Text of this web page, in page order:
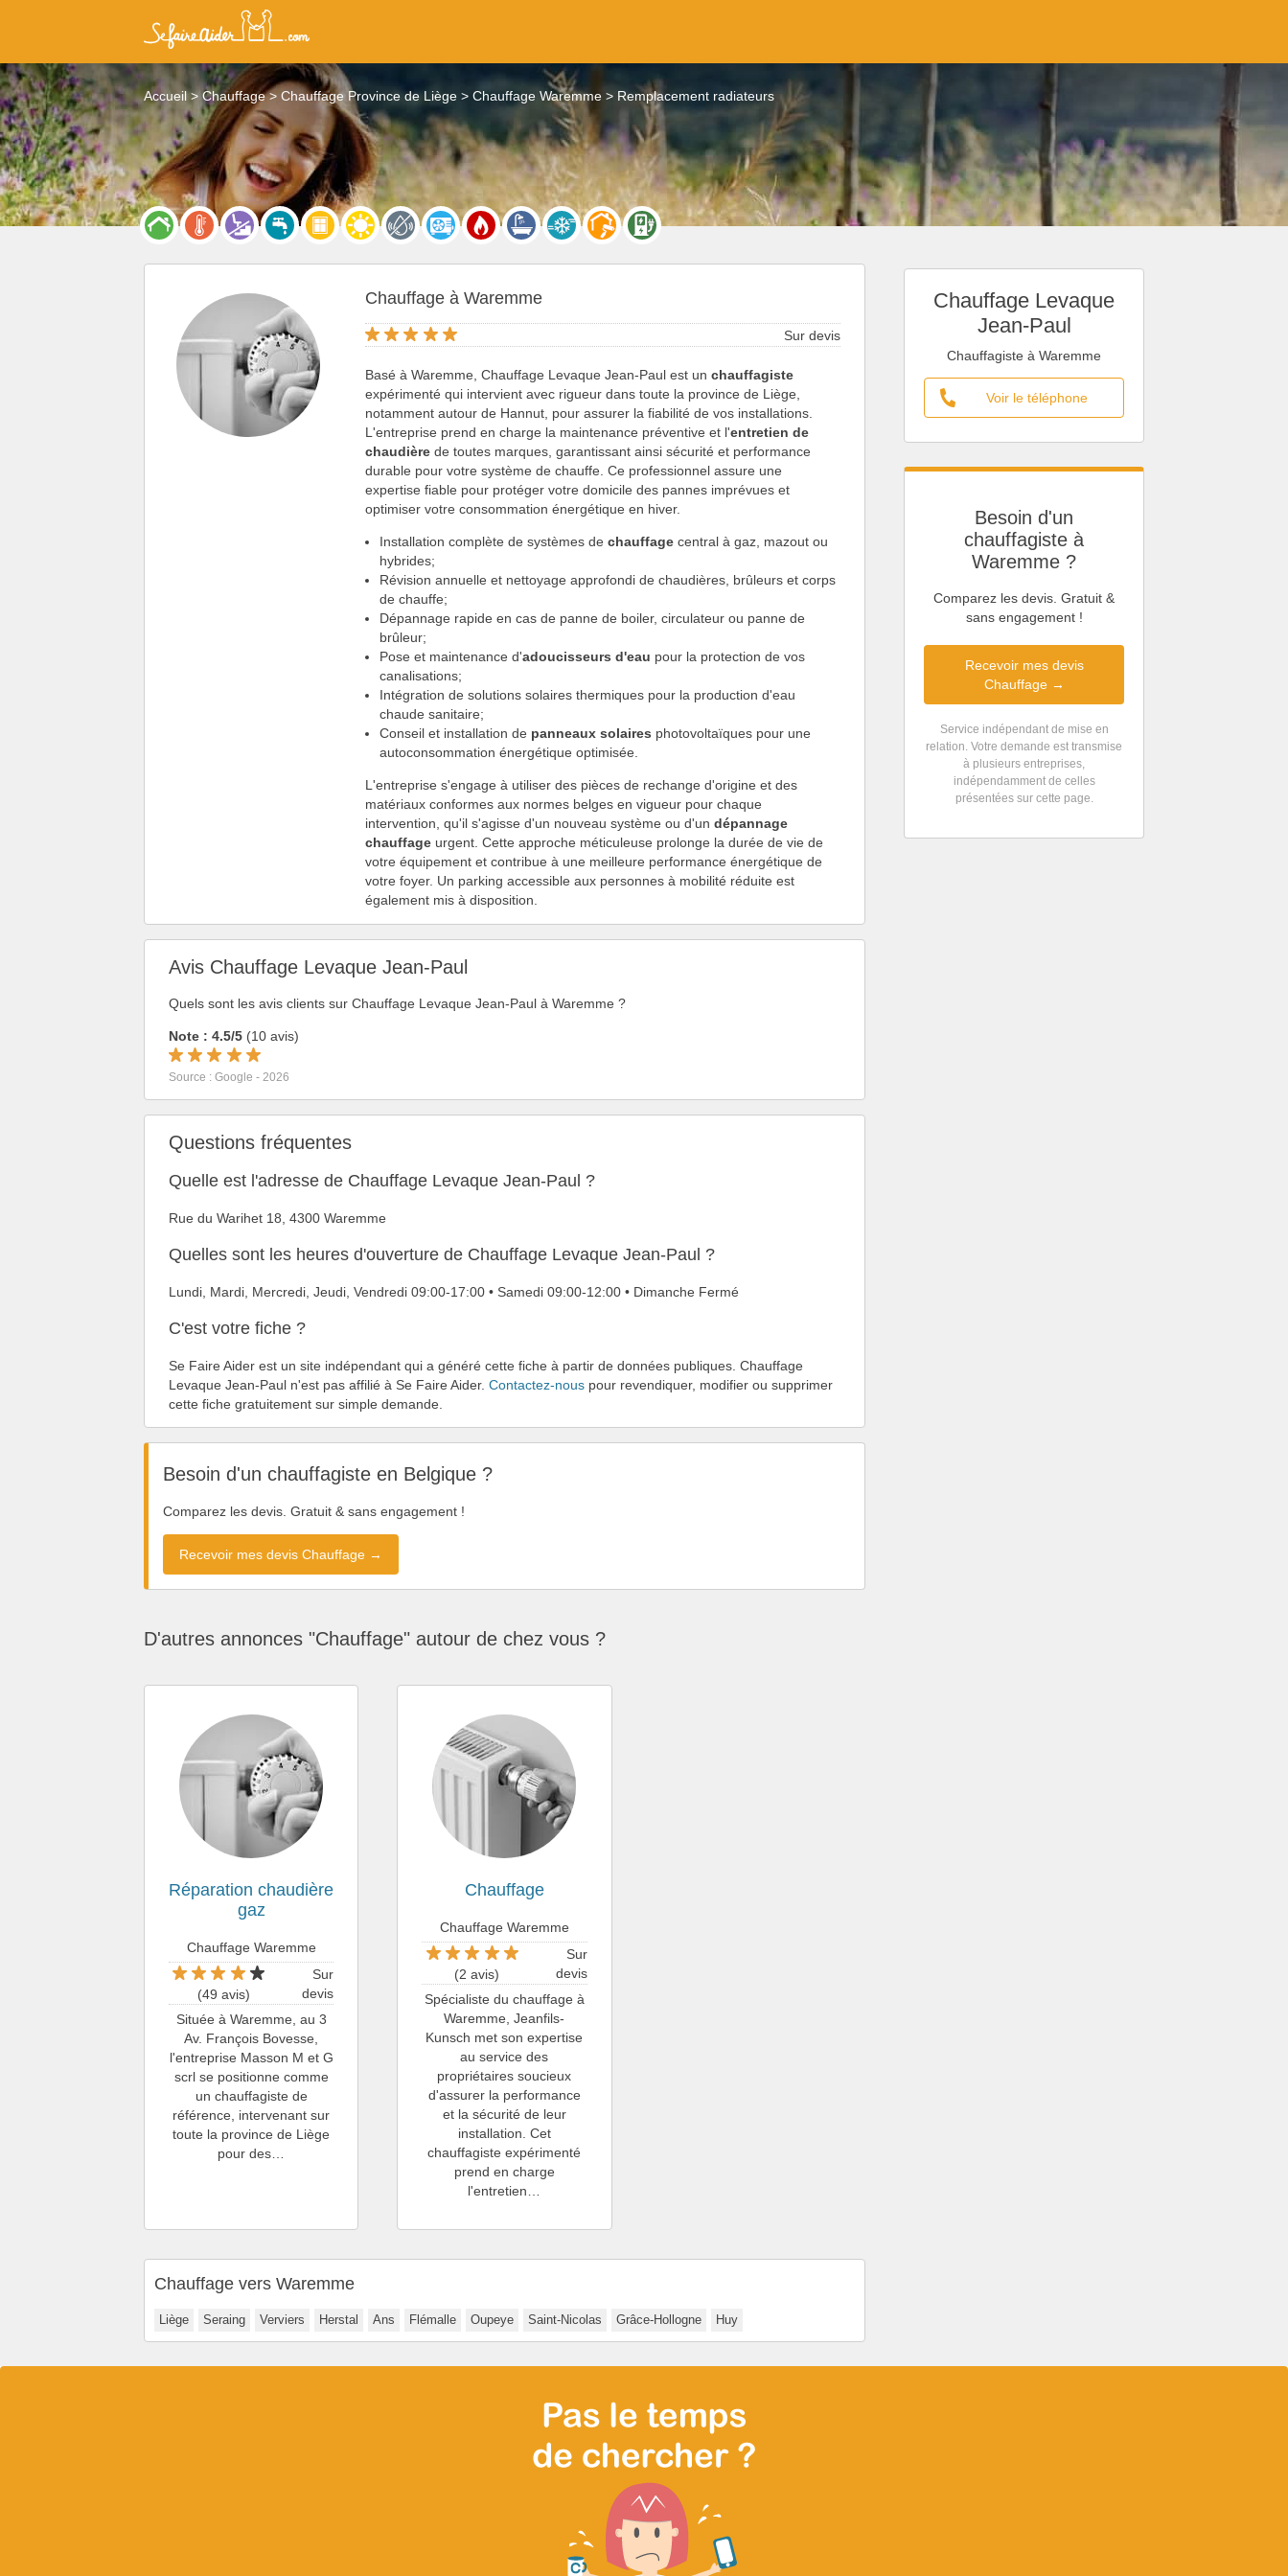
Accueil Chauffage Chauffage Province de Liège Chauffage Waremme Remplacement radiateurs
Chauffage Levaque
Jean-Paul
Chauffagiste à Waremme
Voir le téléphone
Besoin d'un
chauffagiste à
Waremme ?
Comparez les devis. Gratuit &
sans engagement !
Recevoir mes devis
Chauffage →
Service indépendant de mise en
relation. Votre demande est transmise
à plusieurs entreprises,
indépendamment de celles
présentées sur cette page.
Chauffage à Waremme
Sur devis
Basé à Waremme, Chauffage Levaque Jean-Paul est unchauffagiste
expérimenté qui intervient avec rigueur dans toute la province de Liège,
notamment autour de Hannut, pour assurer la fiabilité de vos installations.
L'entreprise prend en charge la maintenance préventive et l'entretien de
chaudière de toutes marques, garantissant ainsi sécurité et performance
durable pour votre système de chauffe. Ce professionnel assure une
expertise fiable pour protéger votre domicile des pannes imprévues et
optimiser votre consommation énergétique en hiver.
Installation complète de systèmes dechauffage central à gaz, mazout ou
hybrides;
Révision annuelle et nettoyage approfondi de chaudières, brûleurs et corps
de chauffe;
Dépannage rapide en cas de panne de boiler, circulateur ou panne de
brûleur;
Pose et maintenance d'adoucisseurs d'eau pour la protection de vos
canalisations;
Intégration de solutions solaires thermiques pour la production d'eau
chaude sanitaire;
Conseil et installation de panneaux solaires photovoltaïques pour une
autoconsommation énergétique optimisée.
L'entreprise s'engage à utiliser des pièces de rechange d'origine et des
matériaux conformes aux normes belges en vigueur pour chaque
intervention, qu'il s'agisse d'un nouveau système ou d'undépannage
chauffage urgent. Cette approche méticuleuse prolonge la durée de vie de
votre équipement et contribue à une meilleure performance énergétique de
votre foyer. Un parking accessible aux personnes à mobilité réduite est
également mis à disposition.
Avis Chauffage Levaque Jean-Paul
Quels sont les avis clients sur Chauffage Levaque Jean-Paul à Waremme ?
Note : 4.5/5 (10 avis)
Source : Google - 2026
Questions fréquentes
Quelle est l'adresse de Chauffage Levaque Jean-Paul ?
Rue du Warihet 18, 4300 Waremme
Quelles sont les heures d'ouverture de Chauffage Levaque Jean-Paul ?
Lundi, Mardi, Mercredi, Jeudi, Vendredi 09:00-17:00 • Samedi 09:00-12:00 • Dimanche Fermé
C'est votre fiche ?
Se Faire Aider est un site indépendant qui a généré cette fiche à partir de données publiques. Chauffage
Levaque Jean-Paul n'est pas affilié à Se Faire Aider. Contactez-nous pour revendiquer, modifier ou supprimer
cette fiche gratuitement sur simple demande.
Besoin d'un chauffagiste en Belgique ?
Comparez les devis. Gratuit & sans engagement !
Recevoir mes devis Chauffage →
D'autres annonces "Chauffage" autour de chez vous ?
Réparation chaudière
gaz
Chauffage Waremme
(49 avis)
Sur
devis
Située à Waremme, au 3
Av. François Bovesse,
l'entreprise Masson M et G
scrl se positionne comme
un chauffagiste de
référence, intervenant sur
toute la province de Liège
pour des…
Chauffage
Chauffage Waremme
(2 avis)
Sur
devis
Spécialiste du chauffage à
Waremme, Jeanfils-
Kunsch met son expertise
au service des
propriétaires soucieux
d'assurer la performance
et la sécurité de leur
installation. Cet
chauffagiste expérimenté
prend en charge
l'entretien…
Chauffage vers Waremme
Liège Seraing Verviers Herstal Ans Flémalle Oupeye Saint-Nicolas Grâce-Hollogne Huy